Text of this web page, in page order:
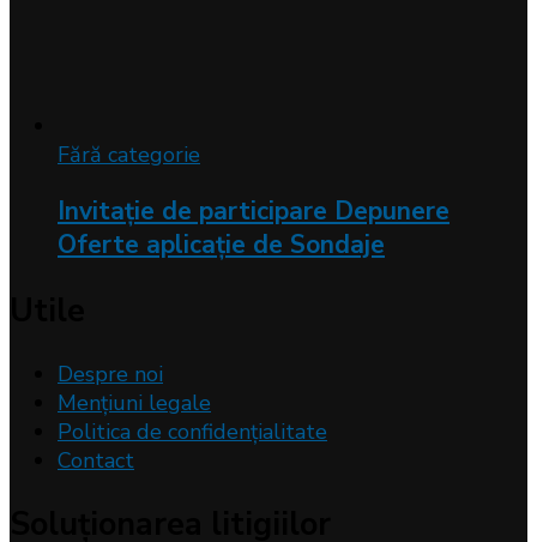
Fără categorie
Invitație de participare Depunere
Oferte aplicație de Sondaje
Despre noi
Mențiuni legale
Politica de confidențialitate
Contact